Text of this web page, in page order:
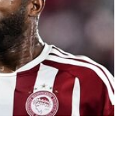
οι
δανεικό η